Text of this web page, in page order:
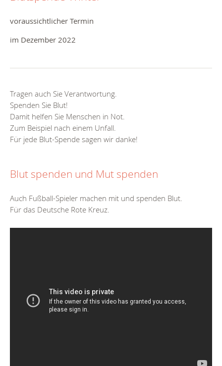
voraussichtlicher Termin
im Dezember 2022
Tragen auch Sie Verantwortung.
Spenden Sie Blut!
Damit helfen Sie Menschen in Not.
Zum Beispiel nach einem Unfall.
Für jede Blut-Spende sagen wir danke!
Blut spenden und Mut spenden
Auch Fußball-Spieler machen mit und spenden Blut.
Für das Deutsche Rote Kreuz.